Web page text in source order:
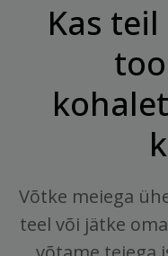
Kas teil
Võtke meiega
teel või jätke